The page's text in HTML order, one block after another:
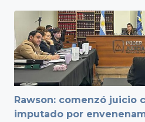
Rawson: comenzó juicio
imputado por